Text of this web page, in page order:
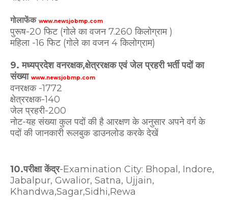
गोलाफेंक www.newsjobmp.com
पुरूष-20 फिट (गोले का वजन 7.260 किलोग्राम )
महिला -16 फिट (गोले का वजन 4 किलोग्राम)
9. मध्यप्रदेश वनरक्षक,क्षेत्ररक्षक एवं जेल प्रहरी भर्ती पदों का
संख्या www.newsjobmp.com
वनरक्षक -1772
क्षेत्ररक्षक-140
जेल प्रहरी-200
नोट-यह संख्या कुल पदों की है आरक्षण के अनुसार अपने वर्ग के
पदों की जानकारी रूलबुक डाउनलोड करके देखें
10.परीक्षा केंद्र-Examination City: Bhopal, Indore,
Jabalpur, Gwalior, Satna, Ujjain,
Khandwa,Sagar,Sidhi,Rewa